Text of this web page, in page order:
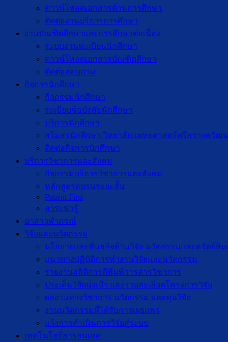
ดาวน์โหลดเอกสารด้านการศึกษา
ติดต่องานบริการการศึกษา
งานบัณฑิตศึกษาเเละการศึกษาต่อเนื่อง
ระบบงานทะเบียนนักศึกษา
ดาวน์โหลดเอกสารบัณฑิตศึกษา
ติดต่อสอบถาม
กิจการนักศึกษา
กิจกรรมนักศึกษา
ระเบียบข้อบังคับนักศึกษา
บริการนักศึกษา
สโมสรนักศึกษา วิทยาลัยแพทยศาสตร์ศรีสวางควัฒน
ติดต่อกิจการนักศึกษา
บริการวิชาการและสังคม
กิจกรรมบริการวิชาการและสังคม
หลักสูตรอบรมระยะสั้น
Patient First
สาระน่ารู้
อาสาจุฬาภรณ์
วิจัยและนวัตกรรม
นโยบายและพันธกิจด้านวิจัย นวัตกรรมและทรัพย์สิ
แนวทางปฏิบัติการทำงานวิจัยและนวัตกรรม
รายงานสถิติการตีพิมพ์วารสารวิชาการ
ประเด็นวิจัยมุ่งเป้า และรายละเอียดโครงการวิจัย
ผลงานทางวิชาการ นวัตกรรม และทุนวิจัย
งานนวัตกรรมที่ได้รับการเผยแพร่
แจ้งการดำเนินการวิจัยสู่ระบบ
เทคโนโลยีสารสนเทศ